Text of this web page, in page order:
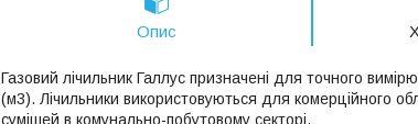
Опис
Газовий лічильник Галлус призначені для точного
(м3). Лічильники використовуються для комерційного
сумішей в комунально-побутовому секторі.